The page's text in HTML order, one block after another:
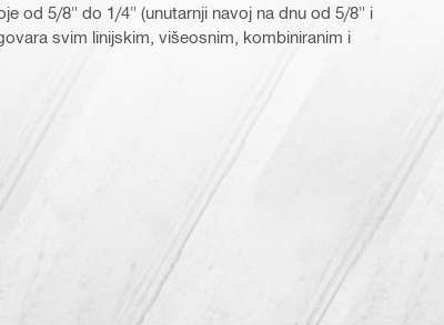
od 5/8" do 1/4" (unutarnji navoj na dnu od 5/8" i
svim linijskim, višeosnim, kombiniranim i